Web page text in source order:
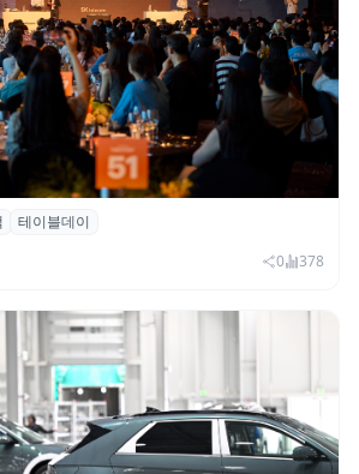
기고객 프로그램 테이블 데
료
테이블데이
0 378